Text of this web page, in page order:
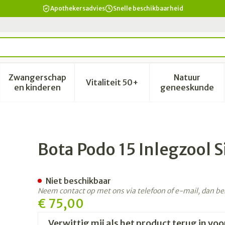
Apothekersadvies Snelle beschikbaarheid
verzorging en hygiëne categorie
voor Dieet, voeding en vitamines categorie
Zwangerschap
en kinderenToon submenu voor Zwangerschap en
Vitaliteit 50+Toon submenu voor Vitaliteit
Natuur
geneeskunde
Toon
Spot 40-41l 1p
Bota Podo 15 Inlegzool
€ 75,00
Niet beschikbaar
Neem contact op met ons via telefoon of e-mail, dan